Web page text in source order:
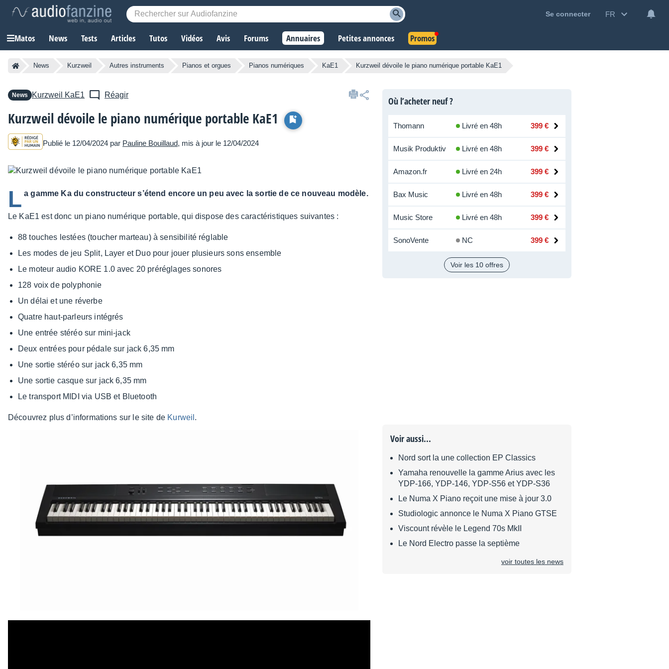
Se connecter FR
Matos News Tests Articles Tutos Vidéos Avis Forums Annuaires Petites annonces Promos
News Kurzweil Autres instruments Pianos et orgues Pianos numériques KaE1 Kurzweil dévoile le piano numérique portable KaE1
News Kurzweil KaE1 Réagir
Kurzweil dévoile le piano numérique portable KaE1
Publié le 12/04/2024 par Pauline Bouillaud, mis à jour le 12/04/2024
L a gamme Ka du constructeur s’étend encore un peu avec la sortie de ce nouveau modèle.
Le KaE1 est donc un piano numé­rique portable, qui dispose des carac­té­ris­tiques suivantes :
88 touches lestées (toucher marteau) à sensi­bi­lité réglable
Les modes de jeu Split, Layer et Duo pour jouer plusieurs sons ensemble
Le moteur audio KORE 1.0 avec 20 préré­glages sonores
128 voix de poly­pho­nie
Un délai et une réverbe
Quatre haut-parleurs inté­grés
Une entrée stéréo sur mini-jack
Deux entrées pour pédale sur jack 6,35 mm
Une sortie stéréo sur jack 6,35 mm
Une sortie casque sur jack 6,35 mm
Le trans­port MIDI via USB et Blue­tooth
Décou­vrez plus d’in­for­ma­tions sur le site de Kurweil .
Où l’acheter neuf ?
Thomann Livré en 48h 399 €
Musik Produktiv Livré en 48h 399 €
Amazon.fr Livré en 24h 399 €
Bax Music Livré en 48h 399 €
Music Store Livré en 48h 399 €
SonoVente NC 399 €
Voir les 10 offres
Voir aussi...
Nord sort la une collection EP Classics
Yamaha renouvelle la gamme Arius avec les
YDP-166, YDP-146, YDP-S56 et YDP-S36
Le Numa X Piano reçoit une mise à jour 3.0
Studiologic annonce le Numa X Piano GTSE
Viscount révèle le Legend 70s MkII
Le Nord Electro passe la septième
voir toutes les news